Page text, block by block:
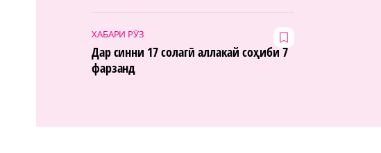
ХАБАРИ РӮЗ
Дар синни 17 солагӣ аллакай соҳиби 7
фарзанд